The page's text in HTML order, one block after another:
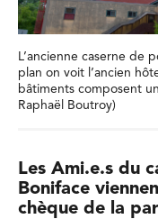
L’ancienne caserne de
plan on voit l’ancien
bâtiments composent
Raphaël Boutroy)
Les Ami.e.s du
Boniface
chèque de la